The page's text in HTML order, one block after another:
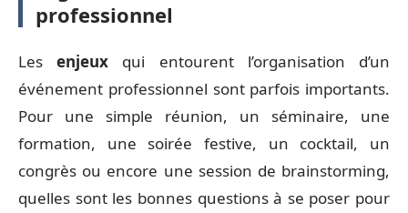
professionnel
Les enjeux qui entourent l’organisation d’un
événement professionnel sont parfois importants.
Pour une simple réunion, un séminaire, une
formation, une soirée festive, un cocktail, un
congrès ou encore une session de brainstorming,
quelles sont les bonnes questions à se poser pour